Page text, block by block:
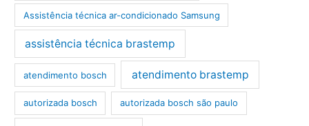
Assistência técnica ar-condicionado Samsung
assistência técnica brastemp
atendimento bosch atendimento brastemp
autorizada bosch autorizada bosch são paulo